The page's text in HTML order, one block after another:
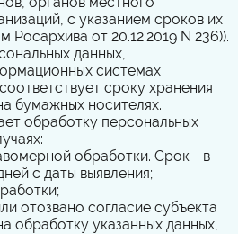
с указанием сроков их
Росархива от 20.12.2019 N 236)).
данных,
системах
сроку хранения
бумажных носителях.
обработку персональных
обработки. Срок - в
с даты выявления;
отозвано согласие субъекта
обработку указанных данных,